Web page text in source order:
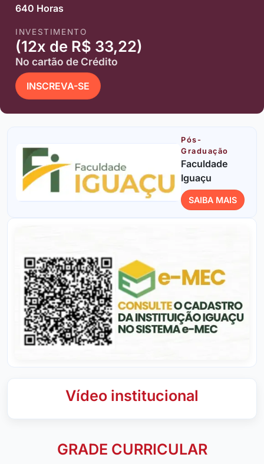
640 Horas
INVESTIMENTO
(12x de R$ 33,22)
No cartão de Crédito
INSCREVA-SE
Pós-
Graduação
Faculdade
Iguaçu
SAIBA MAIS
Vídeo institucional
GRADE CURRICULAR